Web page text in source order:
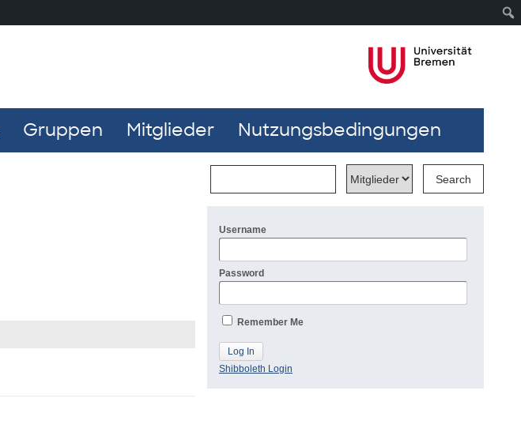
Gruppen Mitglieder Nutzungsbedingungen
Username
Password
Remember Me
Shibboleth Login